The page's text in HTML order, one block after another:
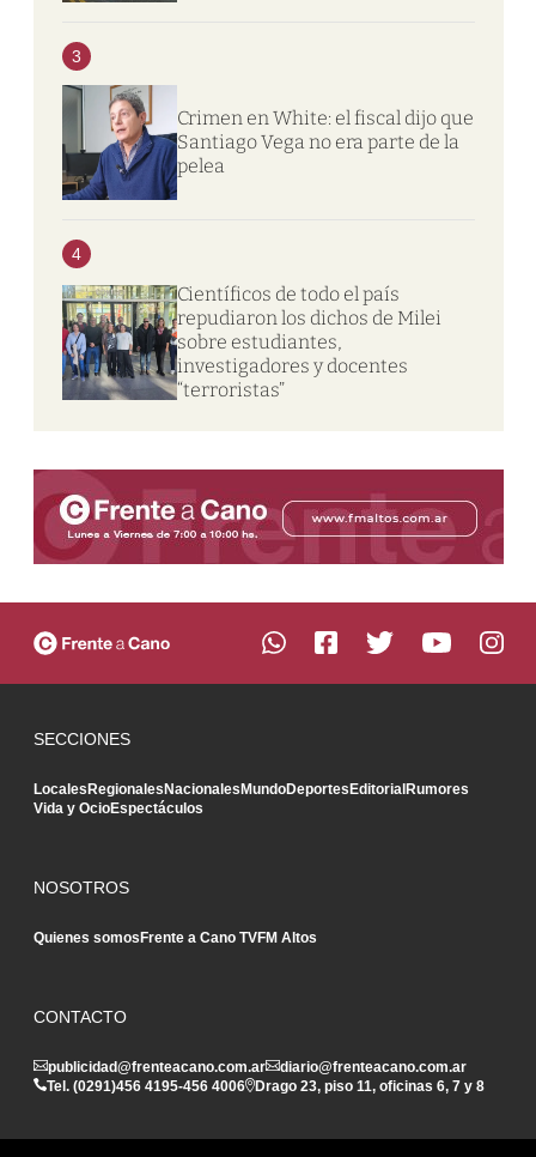
3
Crimen en White: el fiscal dijo que
Santiago Vega no era parte de la
pelea
4
Científicos de todo el país
repudiaron los dichos de Milei
sobre estudiantes,
investigadores y docentes
“terroristas”
SECCIONES
LocalesRegionalesNacionalesMundoDeportesEditorialRumores
Vida y OcioEspectáculos
NOSOTROS
Quienes somosFrente a Cano TVFM Altos
CONTACTO
publicidad@frenteacano.com.ar
diario@frenteacano.com.ar
Tel. (0291)456 4195-456 4006 Drago 23, piso 11, oficinas 6, 7 y 8